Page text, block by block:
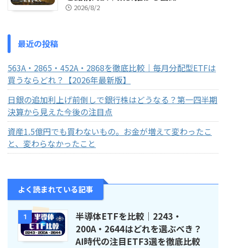
2026/8/2
最近の投稿
563A・2865・452A・2868を徹底比較｜毎月分配型ETFは
買うならどれ？【2026年最新版】
日銀の追加利上げ前倒しで銀行株はどうなる？第一四半期
決算から見えた今後の注目点
資産1.5億円でも買わないもの。お金が増えて変わったこ
と、変わらなかったこと
よく読まれている記事
1
半導体ETFを比較｜2243・
200A・2644はどれを選ぶべき？
AI時代の注目ETF3選を徹底比較